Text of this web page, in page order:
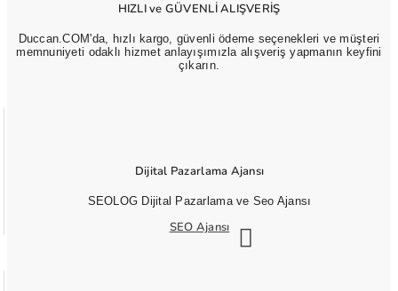
HIZLI ve GÜVENLİ ALIŞVERİŞ
Duccan.COM'da, hızlı kargo, güvenli ödeme seçenekleri ve müşteri
memnuniyeti odaklı hizmet anlayışımızla alışveriş yapmanın keyfini
çıkarın.
Dijital Pazarlama Ajansı
SEOLOG Dijital Pazarlama ve Seo Ajansı
SEO Ajansı